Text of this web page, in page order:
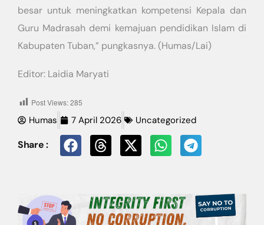
besar untuk meningkatkan kompetensi Kepala dan
Guru Madrasah demi kemajuan pendidikan Islam di
Kabupaten Tuban,” pungkasnya. (Humas/Lai)
Editor: Laidia Maryati
Post Views:285
Humas 7 April 2026 Uncategorized
Share :